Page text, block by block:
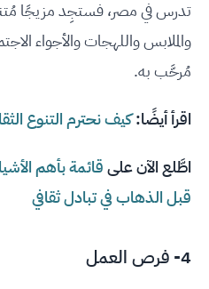
تدرس في مصر، فستجِد مزيجًا
والملابس واللهجات والأجواء
مُرحَّب به.
اقرأ أيضًا:كيف نحترم التنوع
اطَّلع الآن علىقائمة بأهم
قبل الذهاب في تبادل ثقافي
4- فرص العمل